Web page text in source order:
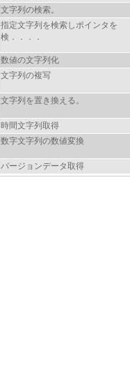
文字列の検索。
指定文字列を検索しポインタを
検．．．．
数値の文字列化
文字列の複写
文字列を置き換える。
時間文字列取得
数字文字列の数値変換
バージョンデータ取得